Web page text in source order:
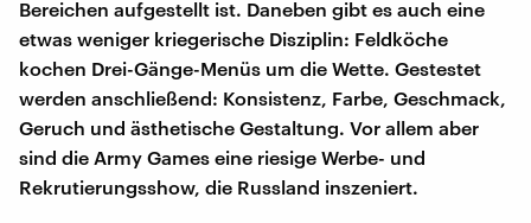
Bereichen aufgestellt ist. Daneben gibt es auch eine
etwas weniger kriegerische Disziplin: Feldköche
kochen Drei-Gänge-Menüs um die Wette. Gestestet
werden anschließend: Konsistenz, Farbe, Geschmack,
Geruch und ästhetische Gestaltung. Vor allem aber
sind die Army Games eine riesige Werbe- und
Rekrutierungsshow, die Russland inszeniert.